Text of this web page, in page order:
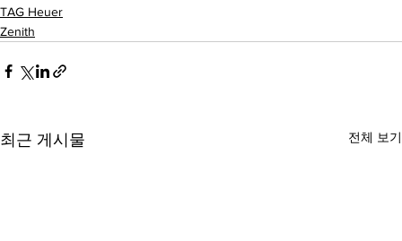
TAG Heuer
Zenith
최근 게시물 전체 보기